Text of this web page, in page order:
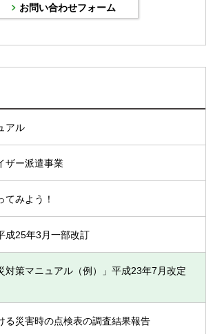
アル
ザー派遣事業
てみよう！
成25年3月一部改訂
対策マニュアル（例）」平成23年7月改定
る災害時の点検表の調査結果報告